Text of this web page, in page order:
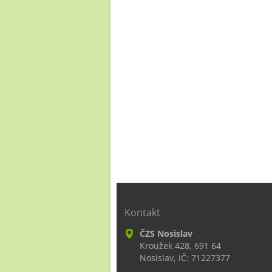
Kontakt
ČZS Nosislav
Kroužek 428, 691 64
Nosislav, IČ: 71227377